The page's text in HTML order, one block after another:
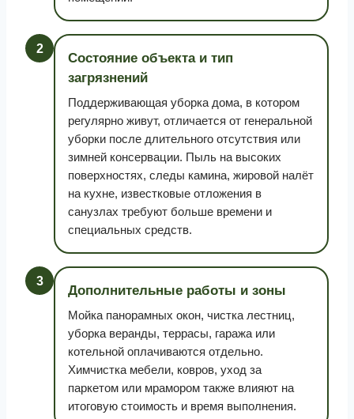
2
Состояние объекта и тип
загрязнений
Поддерживающая уборка дома, в котором
регулярно живут, отличается от генеральной
уборки после длительного отсутствия или
зимней консервации. Пыль на высоких
поверхностях, следы камина, жировой налёт
на кухне, известковые отложения в
санузлах требуют больше времени и
специальных средств.
3
Дополнительные работы и зоны
Мойка панорамных окон, чистка лестниц,
уборка веранды, террасы, гаража или
котельной оплачиваются отдельно.
Химчистка мебели, ковров, уход за
паркетом или мрамором также влияют на
итоговую стоимость и время выполнения.